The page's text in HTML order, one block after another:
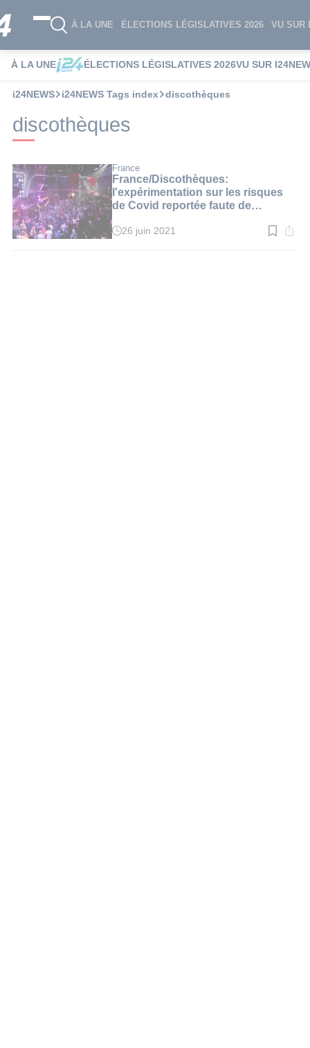
À LA UNE ÉLECTIONS LÉGISLATIVES 2026 VU SUR
À LA UNE ÉLECTIONS LÉGISLATIVES 2026VU SUR
i24NEWS i24NEWS Tags index discothèques
discothèques
France
France/Discothèques:
l'expérimentation sur les risques
de Covid reportée faute de
Temps
26 juin 2021